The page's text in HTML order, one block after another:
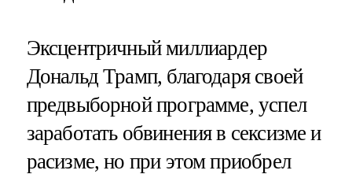
Эксцентричный миллиардер
Дональд Трамп, благодаря своей
предвыборной программе, успел
заработать обвинения в сексизме и
расизме, но при этом приобрел